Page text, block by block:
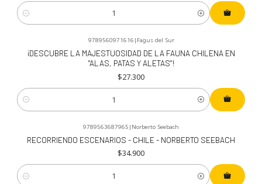
Cantidad
9789560971616 | Fagus del Sur
¡DESCUBRE LA MAJESTUOSIDAD DE LA FAUNA CHILENA EN
"ALAS, PATAS Y ALETAS"!
$27.300
Cantidad
9789563687965 | Norberto Seebach
RECORRIENDO ESCENARIOS - CHILE - NORBERTO SEEBACH
$34.900
Cantidad